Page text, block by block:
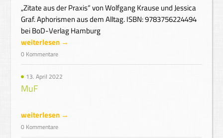
„Zitate aus der Praxis“ von Wolfgang Krause und Jessica
Graf. Aphorismen aus dem Alltag. ISBN: 9783756224494
bei BoD-Verlag Hamburg
weiterlesen →
0 Kommentare
13. April 2022
MuF
weiterlesen →
0 Kommentare